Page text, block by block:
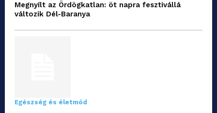
Megnyílt az Ördögkatlan: öt napra fesztivállá
változik Dél-Baranya
Egészség és életmód